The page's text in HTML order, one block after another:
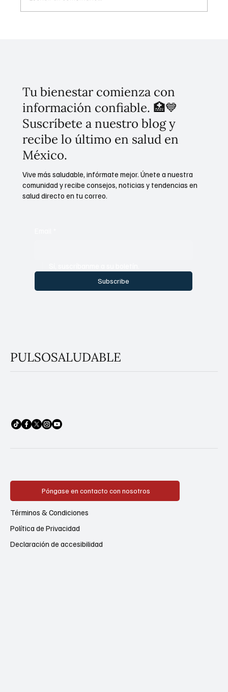
Tu bienestar comienza con
información confiable. 🏥💙
Suscríbete a nuestro blog y
recibe lo último en salud en
México.
Subscribe
Vive más saludable, infórmate mejor. Únete a nuestra
comunidad y recibe consejos, noticias y tendencias en
salud directo en tu correo.
PULSOSALUDABLE
Póngase en contacto con nosotros
Política de Privacidad
Términos & Condiciones
Declaración de accesibilidad